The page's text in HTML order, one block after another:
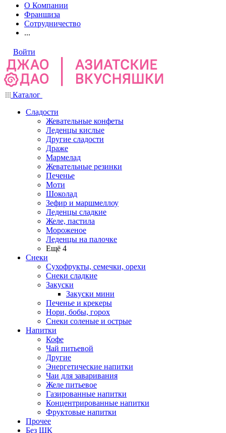
О Компании
Франшиза
Сотрудничество
...
Войти
Каталог
Сладости
Жевательные конфеты
Леденцы кислые
Другие сладости
Драже
Мармелад
Жевательные резинки
Печенье
Моти
Шоколад
Зефир и маршмеллоу
Леденцы сладкие
Желе, пастила
Мороженое
Леденцы на палочке
Ещё 4
Снеки
Сухофрукты, семечки, орехи
Снеки сладкие
Закуски
Закуски мини
Печенье и крекеры
Нори, бобы, горох
Снеки соленые и острые
Напитки
Кофе
Чай питьевой
Другие
Энергетические напитки
Чаи для заваривания
Желе питьевое
Газированные напитки
Концентрированные напитки
Фруктовые напитки
Прочее
Без ШК